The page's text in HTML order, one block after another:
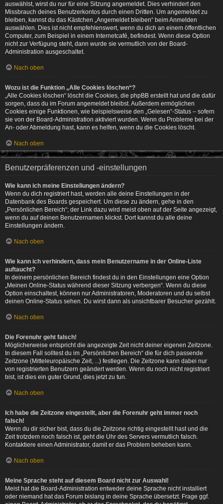
auswählst, wirst du nur für eine Sitzung angemeldet. Dies verhindert den
Missbrauch deines Benutzerkontos durch einen Dritten. Um angemeldet zu
bleiben, kannst du das Kästchen „Angemeldet bleiben“ beim Anmelden
auswählen. Dies ist nicht empfehlenswert, wenn du dich an einem öffentlichen
Computer, zum Beispiel in einem Internetcafé, befindest. Wenn diese Option
nicht zur Verfügung steht, dann wurde sie vermutlich von der Board-
Administration ausgeschaltet.
Nach oben
Wozu ist die Funktion „Alle Cookies löschen“?
„Alle Cookies löschen“ löscht die Cookies, die phpBB erstellt hat und die dafür
sorgen, dass du im Forum angemeldet bleibst. Außerdem ermöglichen
Cookies einige Funktionen, wie beispielsweise den „Gelesen“-Status – sofern
sie von der Board-Administration aktiviert wurden. Wenn du Probleme bei der
An- oder Abmeldung hast, kann es helfen, wenn du die Cookies löscht.
Nach oben
Benutzerpräferenzen und -einstellungen
Wie kann ich meine Einstellungen ändern?
Wenn du dich registriert hast, werden alle deine Einstellungen in der
Datenbank des Boards gespeichert. Um diese zu ändern, gehe in den
„Persönlichen Bereich“; der Link dazu wird meist oben auf der Seite angezeigt,
wenn du auf deinen Benutzernamen klickst. Dort kannst du alle deine
Einstellungen ändern.
Nach oben
Wie kann ich verhindern, dass mein Benutzername in der Online-Liste
auftaucht?
In deinem persönlichen Bereich findest du in den Einstellungen eine Option
„Meinen Online-Status während dieser Sitzung verbergen“. Wenn du diese
Option einschaltest, können nur Administratoren, Moderatoren und du selbst
deinen Online-Status sehen. Du wirst dann als unsichtbarer Besucher gezählt.
Nach oben
Die Forenuhr geht falsch!
Möglicherweise entspricht die angezeigte Zeit nicht deiner eigenen Zeitzone.
In diesem Fall solltest du im „Persönlichen Bereich“ die für dich passende
Zeitzone (Mitteleuropäische Zeit, ...) festlegen. Die Zeitzone kann dabei nur
von registrierten Benutzern geändert werden. Wenn du noch nicht registriert
bist, ist dies ein guter Grund, dies jetzt zu tun.
Nach oben
Ich habe die Zeitzone eingestellt, aber die Forenuhr geht immer noch
falsch!
Wenn du dir sicher bist, dass du die Zeitzone richtig eingestellt hast und die
Zeit trotzdem noch falsch ist, geht die Uhr des Servers vermutlich falsch.
Kontaktiere einen Administrator, damit er das Problem beheben kann.
Nach oben
Meine Sprache steht auf diesem Board nicht zur Auswahl!
Meist hat die Board-Administration entweder deine Sprache nicht installiert
oder niemand hat das Forum bislang in deine Sprache übersetzt. Frage ggf.